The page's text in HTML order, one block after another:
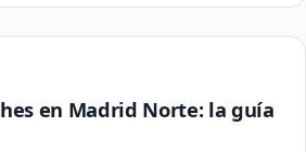
en Madrid Norte: la guía